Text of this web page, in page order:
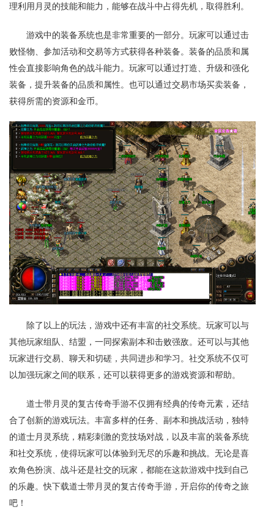
理利用月灵的技能和能力，能够在战斗中占得先机，取得胜利。
游戏中的装备系统也是非常重要的一部分。玩家可以通过击
败怪物、参加活动和交易等方式获得各种装备。装备的品质和属
性会直接影响角色的战斗能力。玩家可以通过打造、升级和强化
装备，提升装备的品质和属性。也可以通过交易市场买卖装备，
获得所需的资源和金币。
除了以上的玩法，游戏中还有丰富的社交系统。玩家可以与
其他玩家组队、结盟，一同探索副本和击败强敌。还可以与其他
玩家进行交易、聊天和切磋，共同进步和学习。社交系统不仅可
以加强玩家之间的联系，还可以获得更多的游戏资源和帮助。
道士带月灵的复古传奇手游不仅拥有经典的传奇元素，还结
合了创新的游戏玩法。丰富多样的任务、副本和挑战活动，独特
的道士月灵系统，精彩刺激的竞技场对战，以及丰富的装备系统
和社交系统，使得玩家可以体验到无尽的乐趣和挑战。无论是喜
欢角色扮演、战斗还是社交的玩家，都能在这款游戏中找到自己
的乐趣。快下载道士带月灵的复古传奇手游，开启你的传奇之旅
吧！